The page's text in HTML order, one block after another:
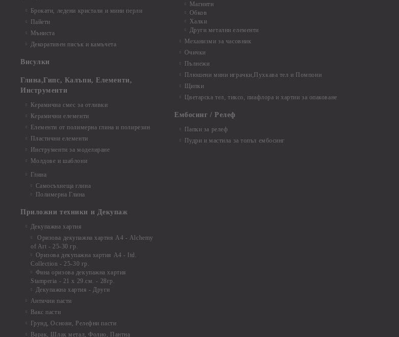
Брокати, ледени кристали и мини перли
Пайети
Мъниста
Декоративен пясък и камъчета
Висулки
Глина,Гипс, Калъпи, Елементи,
Инструменти
Керамична смес за отливки
Керамични елементи
Елементи от полимерна глина и полирезин
Пластични елементи
Инструменти за моделиране
Молдове и шаблони
Глина
Самосъхнеща глина
Полимерна Глина
Приложни техники и Декупаж
Декупажна хартия
Оризова декупажна хартия А4 - Alchemy
of Art - 25-30 гр.
Оризова декупажна хартия А4 - Itd.
Collection - 25-30 гр.
Фина оризова декупажна хартия
Stamperia - 21 х 29.см. - 28гр.
Декупажна хартия - Други
Антични пасти
Вакс пасти
Грунд, Основи, Релефни пасти
Варак, Шлак метал, Фолио, Пантна
Магнити
Обков
Халки
Други метални елементи
Механизми за часовник
Очички
Пълнежи
Плюшени мини играчки,Пухкава тел и Помпони
Щипки
Цветарска тел, тиксо, пиафлора и хартии за опаковане
Ембосинг / Релеф
Папки за релеф
Пудри и мастила за топъл ембосинг